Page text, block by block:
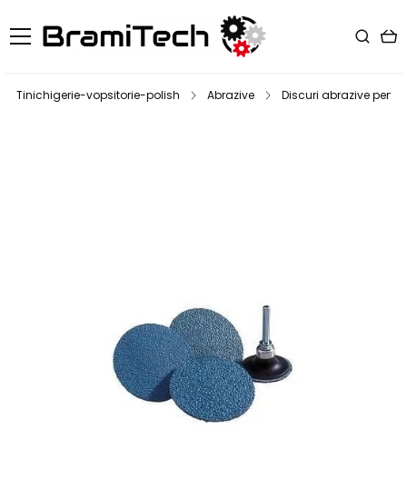
Tinichigerie-vopsitorie-polish Abrazive Discuri abrazive